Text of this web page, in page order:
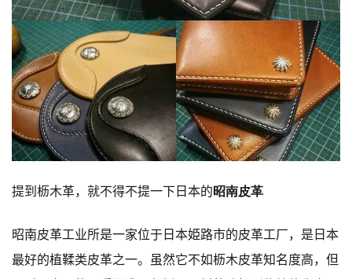
提到枥木革，就不得不提一下日本的 昭南皮革
昭南皮革工业所是一家位于日本姫路市的皮革工厂，是日本
最好的植鞣类皮革之一。虽然它不如枥木皮革知名度高，但